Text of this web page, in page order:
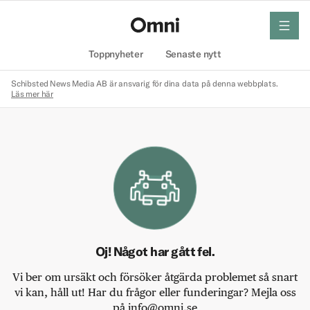
Toppnyheter Senaste nytt
meny
Schibsted News Media AB är ansvarig för dina data på denna webbplats.
Läs mer här
Oj! Något har gått fel.
Vi ber om ursäkt och försöker åtgärda problemet så snart
vi kan, håll ut! Har du frågor eller funderingar? Mejla oss